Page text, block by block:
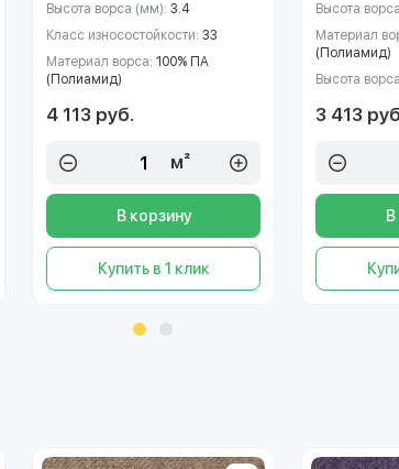
Высота ворса (мм): 3.4
Класс износостойкости: 33
Материал ворса: 100% ПА
(Полиамид)
4 113 руб.
м²
В корзину
Купить в 1 клик
Высота
Материал
(Полиамид)
Высота
3 413